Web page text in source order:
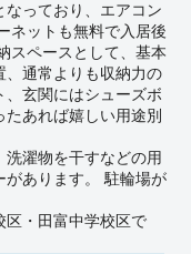
なっており、エアコン
ネットも無料で入居後
スペースとして、基本
、通常よりも収納力の
玄関にはシューズボ
あれば嬉しい用途別
濯物を干すなどの用
があります。 駐輪場が
区・田富中学校区で